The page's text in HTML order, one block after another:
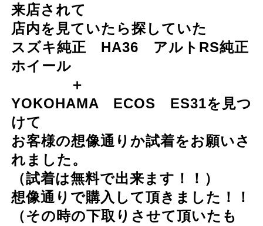
来店されて
店内を見ていたら探していた
スズキ純正 HA36 アルトRS純正
ホイール
＋
YOKOHAMA ECOS ES31を見つ
けて
お客様の想像通りか試着をお願いさ
れました。
（試着は無料で出来ます！！）
想像通りで購入して頂きました！！
（その時の下取りさせて頂いたも